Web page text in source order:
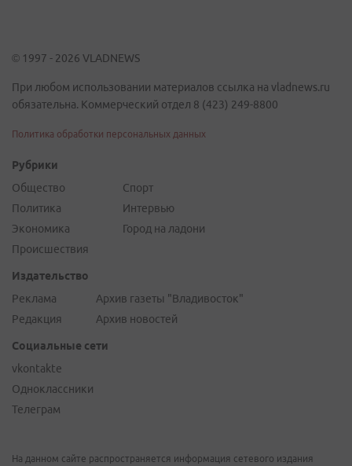
© 1997 - 2026 VLADNEWS
При любом использовании материалов ссылка на vladnews.ru
обязательна. Коммерческий отдел 8 (423) 249-8800
Политика обработки персональных данных
Рубрики
Общество
Политика
Экономика
Происшествия
Спорт
Интервью
Город на ладони
Издательство
Реклама
Редакция
Архив газеты "Владивосток"
Архив новостей
Социальные сети
vkontakte
Одноклассники
Телеграм
На данном сайте распространяется информация сетевого издания